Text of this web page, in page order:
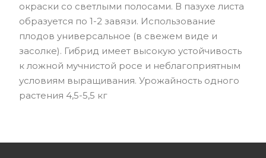
окраски со светлыми полосами. В пазухе листа
образуется по 1-2 завязи. Использование
плодов универсальное (в свежем виде и
засолке). Гибрид имеет высокую устойчивость
к ложной мучнистой росе и неблагоприятным
условиям выращивания. Урожайность одного
растения 4,5-5,5 кг